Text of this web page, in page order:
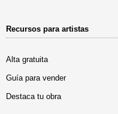
Recursos para artistas
Alta gratuita
Guía para vender
Destaca tu obra